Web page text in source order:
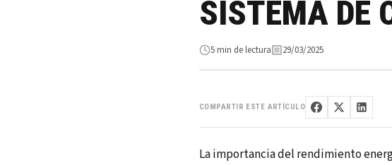
SISTEMA DE
5 min de lectura 29/03/2025
COMPARTIR ESTE ARTÍCULO
La importancia del rendimiento